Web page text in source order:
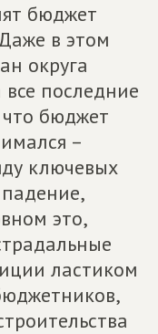
бюджет
в этом
округа
последние
бюджет
–
ключевых
это,
ластиком